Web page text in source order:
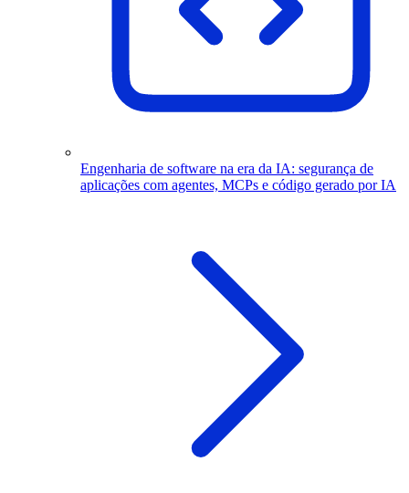
Engenharia de software na era da IA: segurança de
aplicações com agentes, MCPs e código gerado por IA